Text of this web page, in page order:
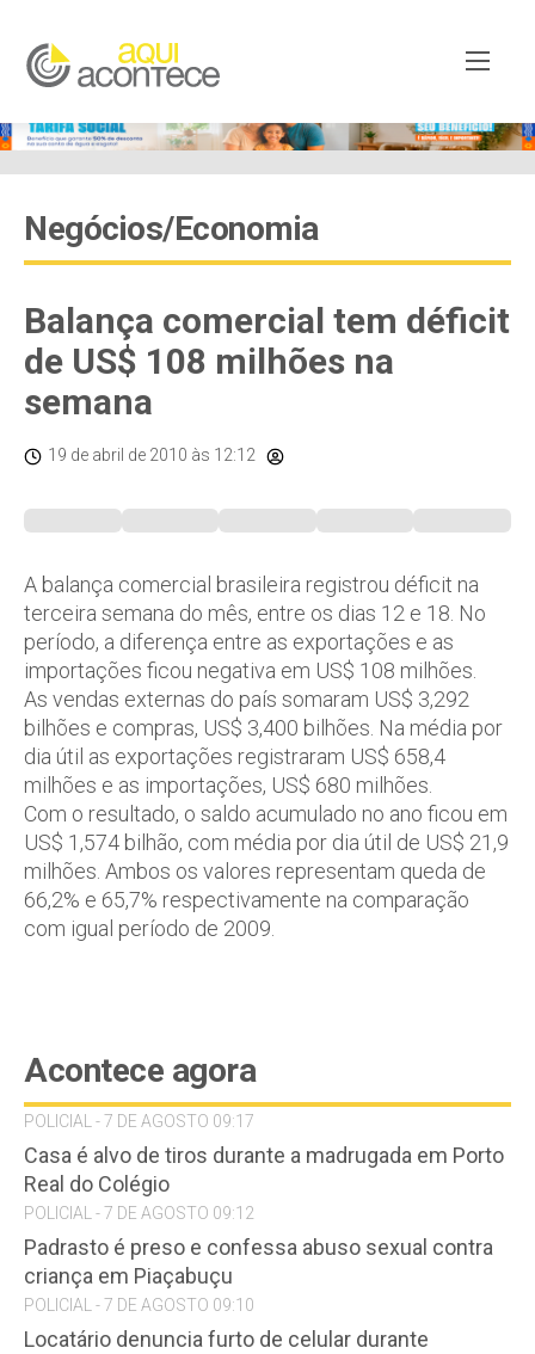
Negócios/Economia
Balança comercial tem déficit
de US$ 108 milhões na
semana
19 de abril de 2010 às 12:12
A balança comercial brasileira registrou déficit na
terceira semana do mês, entre os dias 12 e 18. No
período, a diferença entre as exportações e as
importações ficou negativa em US$ 108 milhões.
As vendas externas do país somaram US$ 3,292
bilhões e compras, US$ 3,400 bilhões. Na média por
dia útil as exportações registraram US$ 658,4
milhões e as importações, US$ 680 milhões.
Com o resultado, o saldo acumulado no ano ficou em
US$ 1,574 bilhão, com média por dia útil de US$ 21,9
milhões. Ambos os valores representam queda de
66,2% e 65,7% respectivamente na comparação
com igual período de 2009.
Acontece agora
POLICIAL - 7 DE AGOSTO 09:17
Casa é alvo de tiros durante a madrugada em Porto
Real do Colégio
POLICIAL - 7 DE AGOSTO 09:12
Padrasto é preso e confessa abuso sexual contra
criança em Piaçabuçu
POLICIAL - 7 DE AGOSTO 09:10
Locatário denuncia furto de celular durante